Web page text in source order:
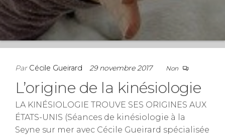
Par Cécile Gueirard 29 novembre 2017 Non
L’origine de la kinésiologie
LA KINÉSIOLOGIE TROUVE SES ORIGINES AUX
ÉTATS-UNIS (Séances de kinésiologie à la
Seyne sur mer avec Cécile Gueirard spécialisée